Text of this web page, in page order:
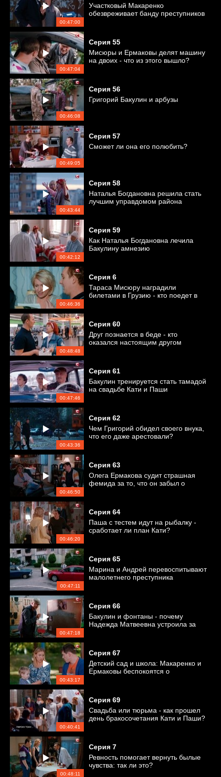
00:47:00
Участковый Макаренко
обезвреживает банду преступников
00:47:04
Серия 55
Мисюры и Ермаковы делят машину
на двоих - что из этого вышло?
00:46:08
Серия 56
Григорий Бакулин и арбузы
00:49:05
Серия 57
Сможет ли она его полюбить?
00:43:44
Серия 58
Наталья Богдановна решила стать
лучшим управдомом района
00:42:12
Серия 59
Как Наталья Богдановна лечила
Бакулину амнезию
00:46:36
Серия 6
Тараса Мисюру наградили
билетами в Грузию - кто поедет в
00:48:48
Серия 60
Друг познается в беде - кто
оказался настоящим другом
00:47:46
Серия 61
Бакулин тренируется стать тамадой
на свадьбе Кати и Паши
00:43:36
Серия 62
Чем Григорий обидел своего внука,
что его даже арестовали?
00:46:50
Серия 63
Олега Ермакова судит страшная
фемида за то, что он забыл о
00:46:20
Серия 64
Паша с тестем идут на рыбалку -
сработает ли план Кати?
00:47:11
Серия 65
Марина и Андрей перевоспитывают
малолетнего преступника
00:47:18
Серия 66
Бакулин и фонтаны - почему
Надежда Матвеевна устроила за
00:43:17
Серия 67
Детский сад и школа: Макаренко и
Ермаковы беспокоятся о
00:40:41
Серия 69
Свадьба или тюрьма - как прошел
день бракосочетания Кати и Паши?
00:48:11
Серия 7
Ревность помогает вернуть былые
чувства: так ли это?